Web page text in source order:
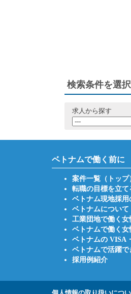
検索条件を選択
求人から探す
ベトナムで働く前に
案件一覧（トップ
転職の目標を立て
ベトナム現地採用
ベトナムについて
工業団地で働く女
ベトナムで働く
ベトナムの VISA
ベトナムで活躍で
採用例紹介